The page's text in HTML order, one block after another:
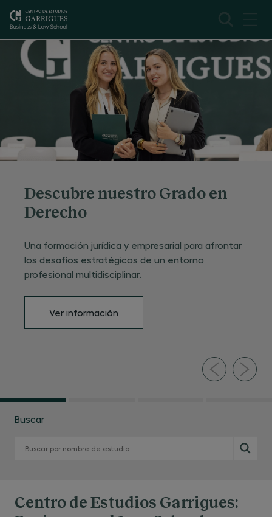
Descubre nuestro Grado en
Derecho
Una formación jurídica y empresarial para afrontar
los desafíos estratégicos de un entorno
profesional multidisciplinar.
Ver información
Buscar
Centro de Estudios Garrigues: